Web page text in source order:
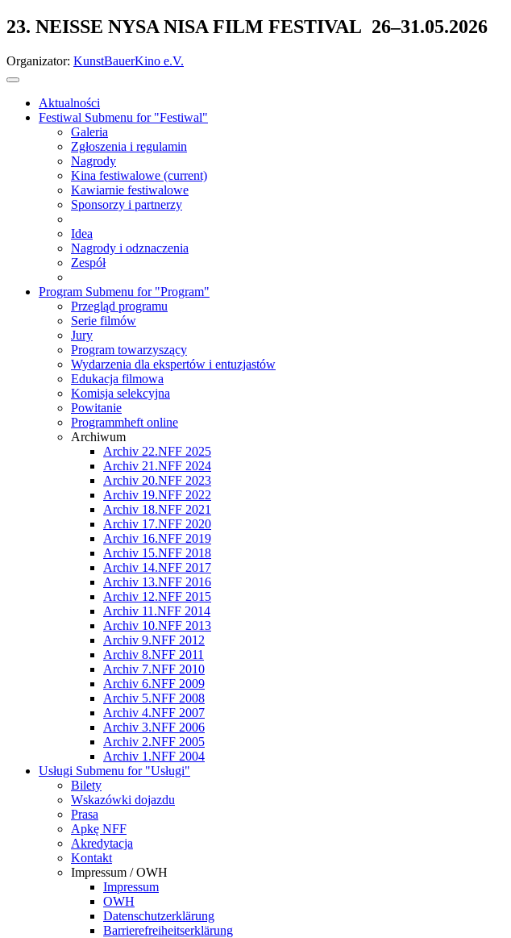
23. NEISSE NYSA NISA FILM FESTIVAL 26–31.05.2026
Organizator: KunstBauerKino e.V.
Aktualności
Festiwal Submenu for "Festiwal"
Galeria
Zgłoszenia i regulamin
Nagrody
Kina festiwalowe (current)
Kawiarnie festiwalowe
Sponsorzy i partnerzy
Idea
Nagrody i odznaczenia
Zespół
Program Submenu for "Program"
Przegląd programu
Serie filmów
Jury
Program towarzyszący
Wydarzenia dla ekspertów i entuzjastów
Edukacja filmowa
Komisja selekcyjna
Powitanie
Programmheft online
Archiwum
Archiv 22.NFF 2025
Archiv 21.NFF 2024
Archiv 20.NFF 2023
Archiv 19.NFF 2022
Archiv 18.NFF 2021
Archiv 17.NFF 2020
Archiv 16.NFF 2019
Archiv 15.NFF 2018
Archiv 14.NFF 2017
Archiv 13.NFF 2016
Archiv 12.NFF 2015
Archiv 11.NFF 2014
Archiv 10.NFF 2013
Archiv 9.NFF 2012
Archiv 8.NFF 2011
Archiv 7.NFF 2010
Archiv 6.NFF 2009
Archiv 5.NFF 2008
Archiv 4.NFF 2007
Archiv 3.NFF 2006
Archiv 2.NFF 2005
Archiv 1.NFF 2004
Usługi Submenu for "Usługi"
Bilety
Wskazówki dojazdu
Prasa
Apkę NFF
Akredytacja
Kontakt
Impressum / OWH
Impressum
OWH
Datenschutzerklärung
Barrierefreiheitserklärung